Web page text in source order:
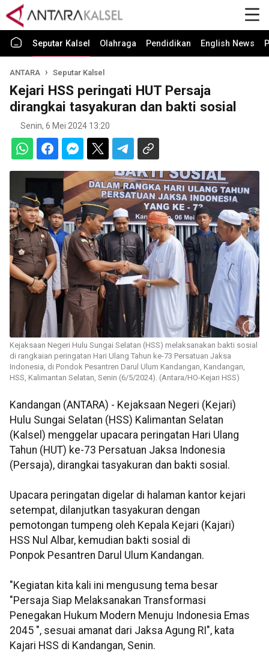
Seputar Kalsel Olahraga Pendidikan English News
ANTARA Seputar Kalsel
Kejari HSS peringati HUT Persaja
dirangkai tasyakuran dan bakti sosial
Senin, 6 Mei 2024 13:20
Kejaksaan Negeri Hulu Sungai Selatan (HSS) melaksanakan bakti sosial
di rangkaian peringatan Hari Ulang Tahun ke-73 Persatuan Jaksa
Indonesia, di Pondok Pesantren Darul Ulum Kandangan, Kandangan,
HSS, Kalimantan Selatan, Senin (6/5/2024). (Antara/HO-Kejari HSS)
Kandangan (ANTARA) - Kejaksaan Negeri (Kejari)
Hulu Sungai Selatan (HSS) Kalimantan Selatan
(Kalsel) menggelar upacara peringatan Hari Ulang
Tahun (HUT) ke-73 Persatuan Jaksa Indonesia
(Persaja), dirangkai tasyakuran dan bakti sosial.
Upacara peringatan digelar di halaman kantor kejari
setempat, dilanjutkan tasyakuran dengan
pemotongan tumpeng oleh Kepala Kejari (Kajari)
HSS Nul Albar, kemudian bakti sosial di
Ponpok Pesantren Darul Ulum Kandangan.
"Kegiatan kita kali ini mengusung tema besar
"Persaja Siap Melaksanakan Transformasi
Penegakan Hukum Modern Menuju Indonesia Emas
2045 ", sesuai amanat dari Jaksa Agung RI", kata
Kajari HSS di Kandangan, Senin.